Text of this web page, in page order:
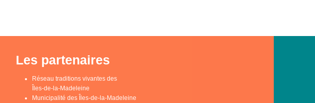
Les partenaires
Réseau traditions vivantes des
Îles-de-la-Madeleine
Municipalité des Îles-de-la-Madeleine